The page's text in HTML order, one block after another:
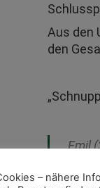
Aus den
den
„Emil
– nähere